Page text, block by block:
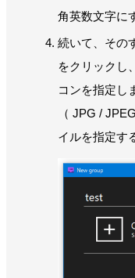
角英数文字に
続いて、その
をクリックし
コンを指定し
（ JPG /
イルを指定す